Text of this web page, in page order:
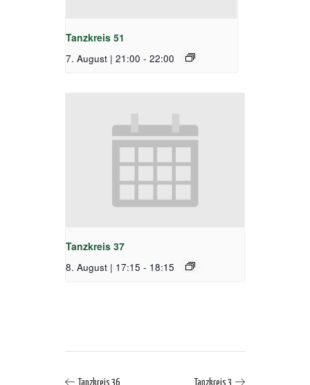
Tanzkreis 51
7. August | 21:00 - 22:00
Tanzkreis 37
8. August | 17:15 - 18:15
Tanzkreis 36 Tanzkreis 3